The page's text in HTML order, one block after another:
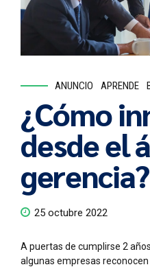
ANUNCIO APRENDE
¿Cómo
desde el
gerencia?
25 octubre 2022
A puertas de cumplirse 2
algunas empresas